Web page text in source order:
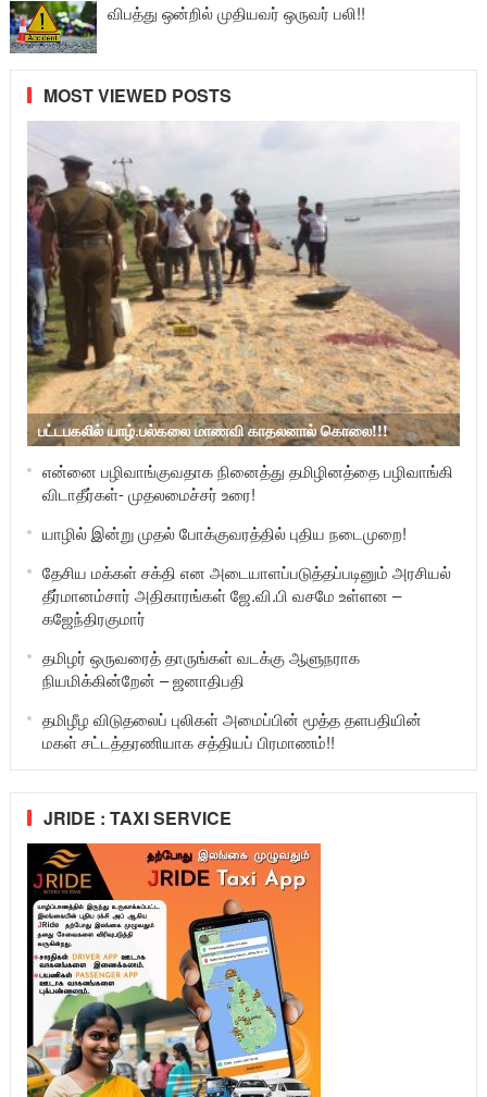
விபத்து ஒன்றில் முதியவர் ஒருவர் பலி!!
MOST VIEWED POSTS
பட்டபகலில் யாழ்.பல்கலை மாணவி காதலனால் கொலை!!!
என்னை பழிவாங்குவதாக நினைத்து தமிழினத்தை பழிவாங்கி
விடாதீர்கள்- முதலமைச்சர் உரை!
யாழில் இன்று முதல் போக்குவரத்தில் புதிய நடைமுறை!
தேசிய மக்கள் சக்தி என அடையாளப்படுத்தப்படினும் அரசியல்
தீர்மானம்சார் அதிகாரங்கள் ஜே.வி.பி வசமே உள்ளன –
கஜேந்திரகுமார்
தமிழர் ஒருவரைத் தாருங்கள் வடக்கு ஆளுநராக
நியமிக்கின்றேன் – ஜனாதிபதி
தமிழீழ விடுதலைப் புலிகள் அமைப்பின் மூத்த தளபதியின்
மகள் சட்டத்தரணியாக சத்தியப் பிரமாணம்!!
JRIDE : TAXI SERVICE